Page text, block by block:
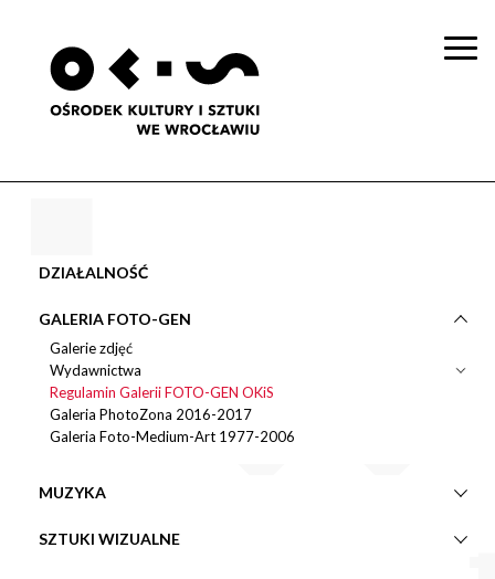
DZIAŁALNOŚĆ
GALERIA FOTO-GEN
Galerie zdjęć
Wydawnictwa
Regulamin Galerii FOTO-GEN OKiS
Galeria PhotoZona 2016-2017
Galeria Foto-Medium-Art 1977-2006
MUZYKA
SZTUKI WIZUALNE